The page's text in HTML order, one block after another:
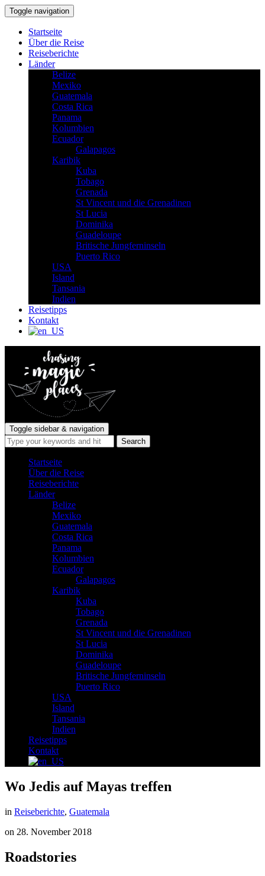
Toggle navigation
Startseite
Über die Reise
Reiseberichte
Länder
Belize
Mexiko
Guatemala
Costa Rica
Panama
Kolumbien
Ecuador
Galapagos
Karibik
Kuba
Tobago
Grenada
St Vincent und die Grenadinen
St Lucia
Dominika
Guadeloupe
Britische Jungferninseln
Puerto Rico
USA
Island
Tansania
Indien
Reisetipps
Kontakt
Toggle sidebar & navigation
Startseite
Über die Reise
Reiseberichte
Länder
Belize
Mexiko
Guatemala
Costa Rica
Panama
Kolumbien
Ecuador
Galapagos
Karibik
Kuba
Tobago
Grenada
St Vincent und die Grenadinen
St Lucia
Dominika
Guadeloupe
Britische Jungferninseln
Puerto Rico
USA
Island
Tansania
Indien
Reisetipps
Kontakt
Wo Jedis auf Mayas treffen
in Reiseberichte, Guatemala
on 28. November 2018
Roadstories